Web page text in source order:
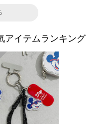
アイテムランキング